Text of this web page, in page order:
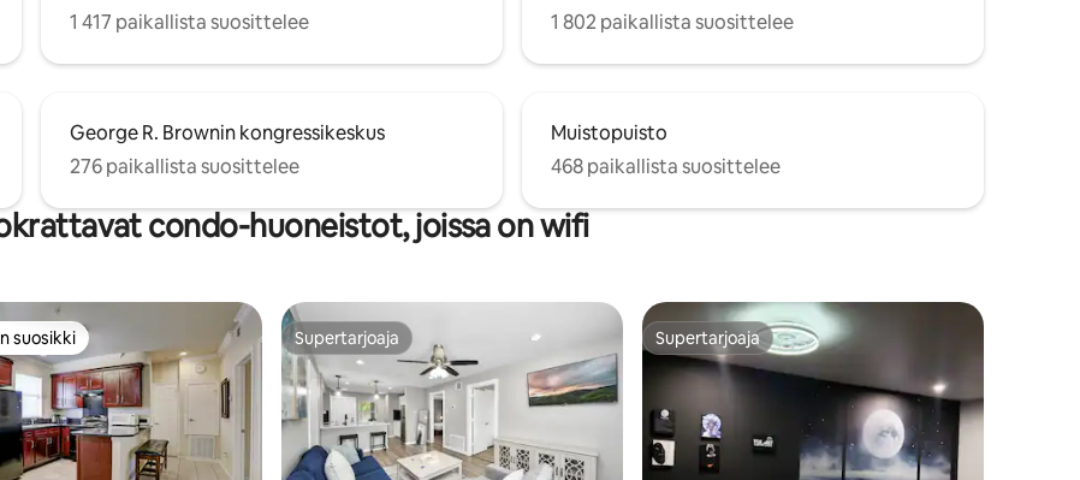
1 417 paikallista suosittelee
1 802 paikallista suosittelee
George R. Brownin kongressikeskus
276 paikallista suosittelee
Muistopuisto
468 paikallista suosittelee
condo-huoneistot, joissa on wifi
suosikki
suosikki Supertarjoaja
Supertarjoaja Supertarjoaja
Supertarjoaja